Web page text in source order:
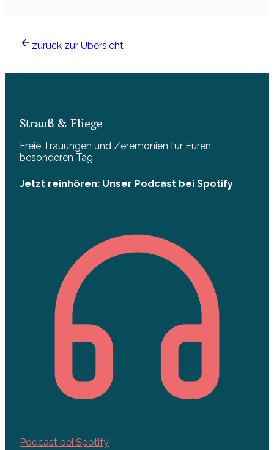
zurück zur Übersicht
Strauß & Fliege
Freie Trauungen und Zeremonien für Euren
besonderen Tag
Jetzt reinhören: Unser Podcast bei Spotify
Podcast bei Spotify